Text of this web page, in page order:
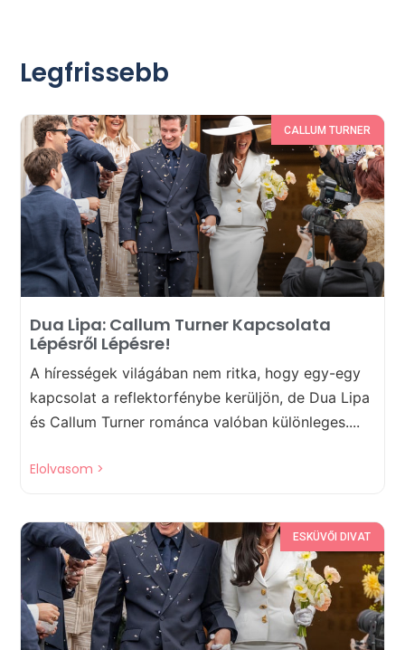
Legfrissebb
CALLUM TURNER
Dua Lipa: Callum Turner Kapcsolata
Lépésről Lépésre!
A hírességek világában nem ritka, hogy egy-egy
kapcsolat a reflektorfénybe kerüljön, de Dua Lipa
és Callum Turner románca valóban különleges....
Elolvasom >
ESKÜVŐI DIVAT